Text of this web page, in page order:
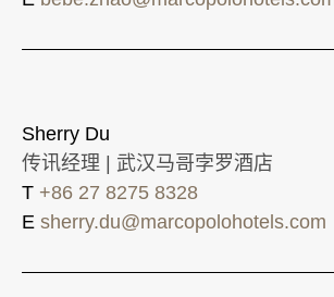
Sherry Du
传讯经理 | 武汉马哥孛罗酒店
T +86 27 8275 8328
E sherry.du@marcopolohotels.com